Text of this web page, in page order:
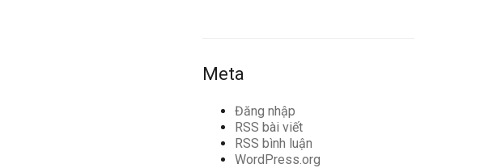
Meta
Đăng nhập
RSS bài viết
RSS bình luận
WordPress.org